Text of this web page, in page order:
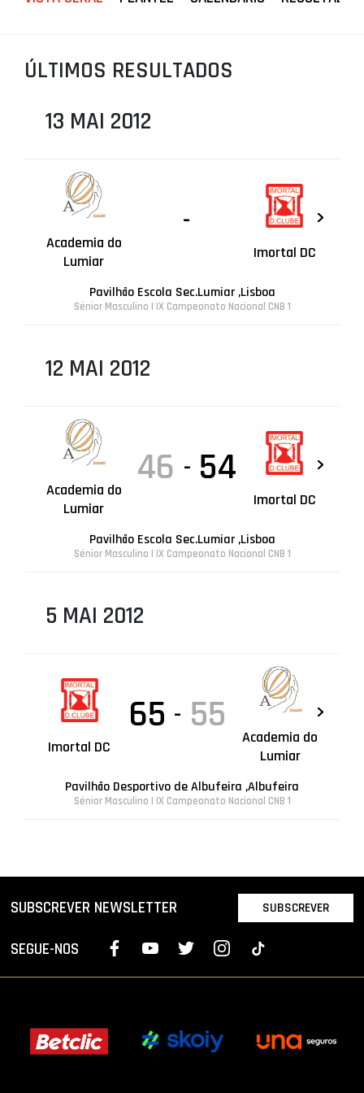
LIGA BETCLIC MASCULINA
LIGA BETCLIC FEMININA
ÚLTIMOS RESULTADOS
13 MAI 2012
Academia do
Lumiar
-
Imortal DC
Pavilhão Escola Sec.Lumiar ,Lisboa
Sénior Masculino | IX Campeonato Nacional CNB 1
12 MAI 2012
Academia do
Lumiar
46 - 54
Imortal DC
Pavilhão Escola Sec.Lumiar ,Lisboa
Sénior Masculino | IX Campeonato Nacional CNB 1
5 MAI 2012
Imortal DC
65 - 55
Academia do
Lumiar
Pavilhão Desportivo de Albufeira ,Albufeira
Sénior Masculino | IX Campeonato Nacional CNB 1
SUBSCREVER NEWSLETTER SUBSCREVER
SEGUE-NOS